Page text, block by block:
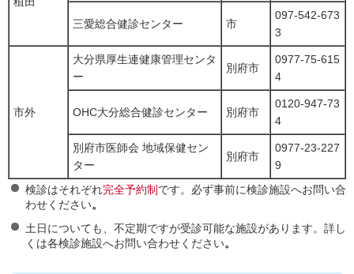
三愛総合健診センター
市
097-542-673
3
市外
大分県厚生連健康管理センタ
ー
別府市
0977-75-615
4
OHC大分総合健診センター 別府市
0120-947-73
4
別府市医師会 地域保健セン
ター
別府市
0977-23-227
9
検診はそれぞれ完全予約制 です。必ず事前に検診施設へお問い合
わせください。
土日についても、不定期ですが受診可能な施設があります。詳し
くは各検診施設へお問い合わせください。